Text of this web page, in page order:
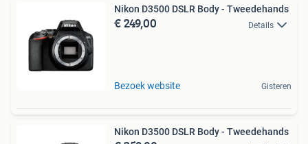
Nikon D3500 DSLR Body - Tweedehands
€ 249,00 Details
Bezoek website Gisteren
Nikon D3500 DSLR Body - Tweedehands